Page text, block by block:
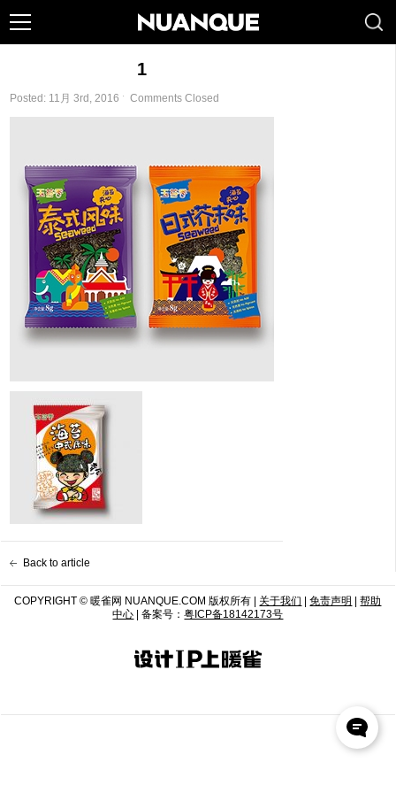
1
Posted: 11月 3rd, 2016 ˑ Comments Closed
Back to article
COPYRIGHT © 暖雀网 NUANQUE.COM 版权所有 | 关于我们 |免责声明 |帮助
中心 | 备案号：粤ICP备18142173号